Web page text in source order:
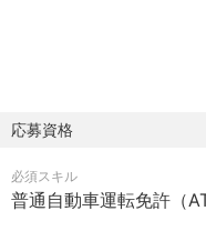
プレゼンテーション等
・案件の進捗管理や品質
【チームに関して】
・営業本部 法人営業部
りますが年間おしなべ
ス）を導入
よりますが年間おしなべ
応募資格
必須スキル
普通自動車運転免許（